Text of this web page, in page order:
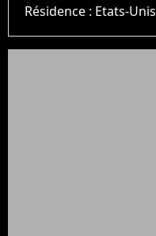
Résidence : Etats-Unis